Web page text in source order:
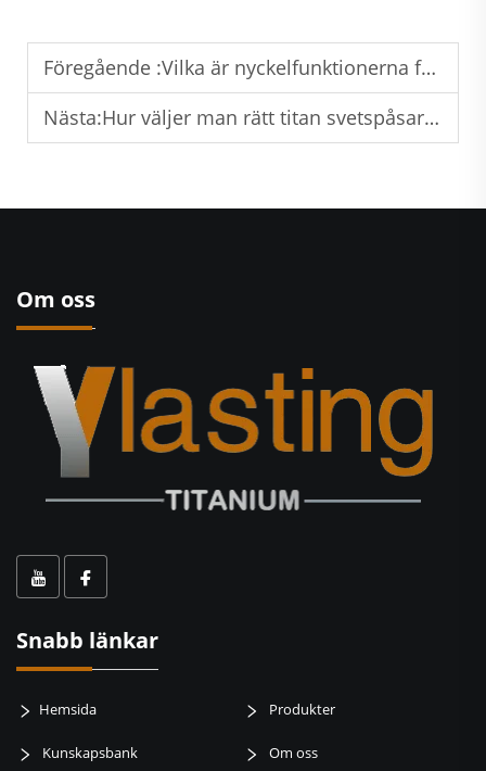
Föregående :Vilka är nyckelfunktionerna för högkvalitativa medicinska titanstavar?
Nästa:Hur väljer man rätt titan svetspåsar för sina projekt?
Om oss
Snabb länkar
Hemsida Produkter
Kunskapsbank Om oss